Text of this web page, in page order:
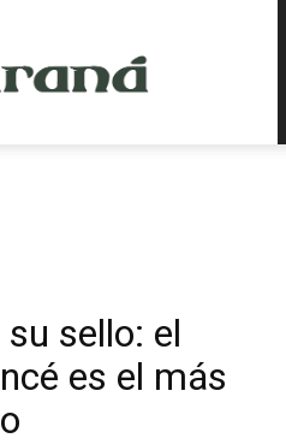
sello: el
es el más